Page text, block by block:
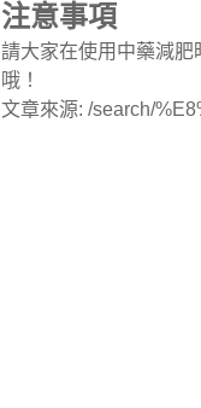
注意事項
請大家在使用中藥減肥
哦！
文章來源: /search/